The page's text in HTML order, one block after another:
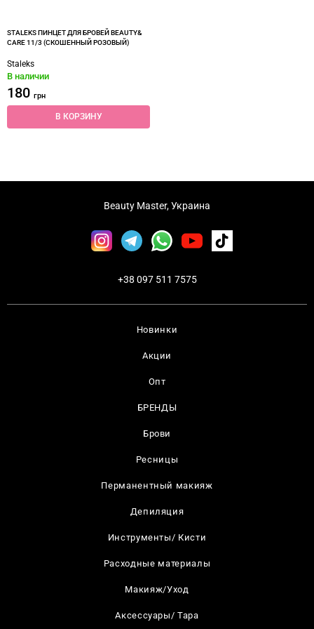
STALEKS ПИНЦЕТ ДЛЯ БРОВЕЙ BEAUTY&
CARE 11/3 (СКОШЕННЫЙ РОЗОВЫЙ)
Staleks
В наличии
180 грн
В КОРЗИНУ
Новинки
Акции
Опт
БРЕНДЫ
Брови
Ресницы
Перманентный макияж
Депиляция
Инструменты/ Кисти
Расходные материалы
Макияж/Уход
Аксессуары/ Тара
Beauty Master, Украина
+38 097 511 7575